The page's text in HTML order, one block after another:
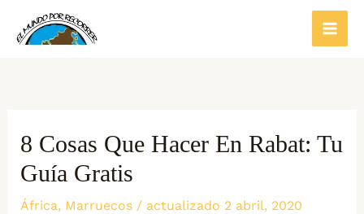
8 Cosas Que Hacer En Rabat: Tu
Guía Gratis
África, Marruecos/ actualizado 2 abril, 2020